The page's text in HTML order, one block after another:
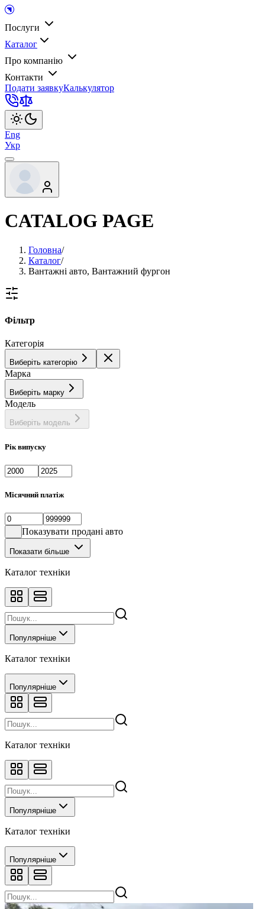
Послуги
Каталог
Про компанію
Контакти
Подати заявкуКалькулятор
Eng
Укр
CATALOG PAGE
Головна/
Каталог/
Вантажні авто, Вантажний фургон
Фільтр
Категорія
Виберіть категорію
Марка
Виберіть марку
Модель
Виберіть модель
Рік випуску
Місячний платіж
Показувати продані авто
Показати більше
Каталог техніки
Популярніше
Каталог техніки
Популярніше
Каталог техніки
Популярніше
Каталог техніки
Популярніше